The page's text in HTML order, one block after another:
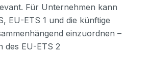
Für Unternehmen kann
EU-ETS 1 und die künftige
einzuordnen –
des EU-ETS 2